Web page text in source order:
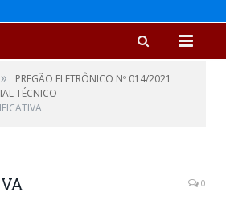
»
PREGÃO ELETRÔNICO Nº 014/2021
TÉCNICO
0